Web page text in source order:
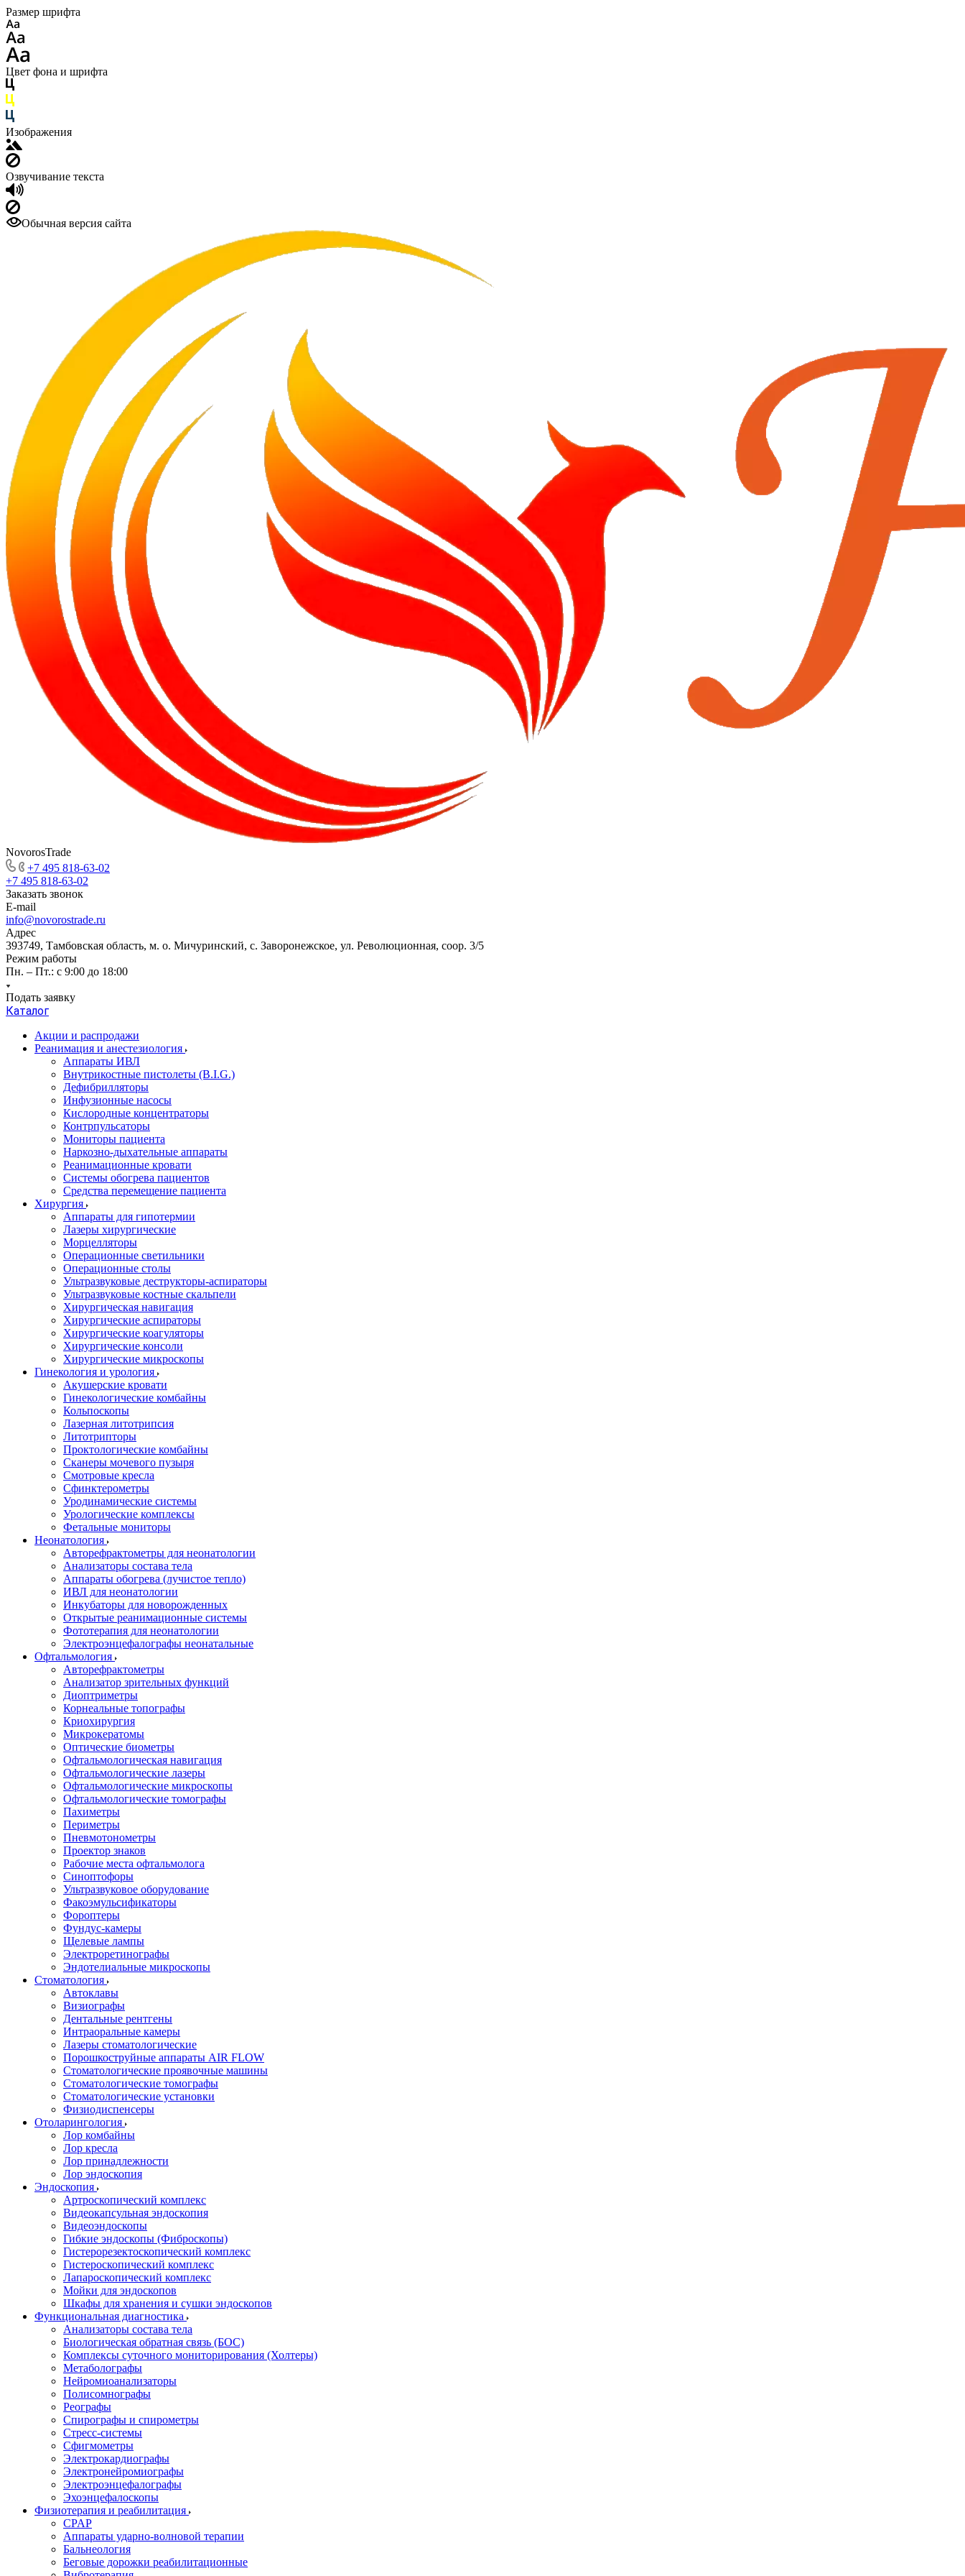
Размер шрифта
Цвет фона и шрифта
Изображения
Озвучивание текста
Обычная версия сайта
NovorosTrade
+7 495 818-63-02
+7 495 818-63-02
Заказать звонок
E-mail
info@novorostrade.ru
Адрес
393749, Тамбовская область, м. о. Мичуринский, с. Заворонежское, ул. Революционная, соор. 3/5
Режим работы
Пн. – Пт.: с 9:00 до 18:00
Подать заявку
Каталог
Акции и распродажи
Реанимация и анестезиология
Аппараты ИВЛ
Внутрикостные пистолеты (B.I.G.)
Дефибрилляторы
Инфузионные насосы
Кислородные концентраторы
Контрпульсаторы
Мониторы пациента
Наркозно-дыхательные аппараты
Реанимационные кровати
Системы обогрева пациентов
Средства перемещение пациента
Хирургия
Аппараты для гипотермии
Лазеры хирургические
Морцелляторы
Операционные светильники
Операционные столы
Ультразвуковые деструкторы-аспираторы
Ультразвуковые костные скальпели
Хирургическая навигация
Хирургические аспираторы
Хирургические коагуляторы
Хирургические консоли
Хирургические микроскопы
Гинекология и урология
Акушерские кровати
Гинекологические комбайны
Кольпоскопы
Лазерная литотрипсия
Литотрипторы
Проктологические комбайны
Сканеры мочевого пузыря
Смотровые кресла
Сфинктерометры
Уродинамические системы
Урологические комплексы
Фетальные мониторы
Неонатология
Авторефрактометры для неонатологии
Анализаторы состава тела
Аппараты обогрева (лучистое тепло)
ИВЛ для неонатологии
Инкубаторы для новорожденных
Открытые реанимационные системы
Фототерапия для неонатологии
Электроэнцефалографы неонатальные
Офтальмология
Авторефрактометры
Анализатор зрительных функций
Диоптриметры
Корнеальные топографы
Криохирургия
Микрокератомы
Оптические биометры
Офтальмологическая навигация
Офтальмологические лазеры
Офтальмологические микроскопы
Офтальмологические томографы
Пахиметры
Периметры
Пневмотонометры
Проектор знаков
Рабочие места офтальмолога
Синоптофоры
Ультразвуковое оборудование
Факоэмульсификаторы
Фороптеры
Фундус-камеры
Щелевые лампы
Электроретинографы
Эндотелиальные микроскопы
Стоматология
Автоклавы
Визиографы
Дентальные рентгены
Интраоральные камеры
Лазеры стоматологические
Порошкоструйные аппараты AIR FLOW
Стоматологические проявочные машины
Стоматологические томографы
Стоматологические установки
Физиодиспенсеры
Отоларингология
Лор комбайны
Лор кресла
Лор принадлежности
Лор эндоскопия
Эндоскопия
Артроскопический комплекс
Видеокапсульная эндоскопия
Видеоэндоскопы
Гибкие эндоскопы (Фиброcкопы)
Гистерорезектоскопический комплекс
Гистероскопический комплекс
Лапароскопический комплекс
Мойки для эндоскопов
Шкафы для хранения и сушки эндоскопов
Функциональная диагностика
Анализаторы состава тела
Биологическая обратная связь (БОС)
Комплексы суточного мониторирования (Холтеры)
Метаболографы
Нейромиоанализаторы
Полисомнографы
Реографы
Спирографы и спирометры
Стресс-системы
Сфигмометры
Электрокардиографы
Электронейромиографы
Электроэнцефалографы
Эхоэнцефалоскопы
Физиотерапия и реабилитация
CPAP
Аппараты ударно-волновой терапии
Бальнеология
Беговые дорожки реабилитационные